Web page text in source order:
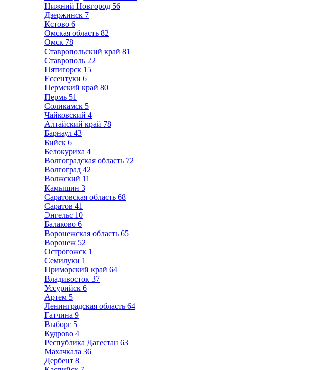
Нижний Новгород 56
Дзержинск 7
Кстово 6
Омская область 82
Омск 78
Ставропольский край 81
Ставрополь 22
Пятигорск 15
Ессентуки 6
Пермский край 80
Пермь 51
Соликамск 5
Чайковский 4
Алтайский край 78
Барнаул 43
Бийск 6
Белокуриха 4
Волгоградская область 72
Волгоград 42
Волжский 11
Камышин 3
Саратовская область 68
Саратов 41
Энгельс 10
Балаково 6
Воронежская область 65
Воронеж 52
Острогожск 1
Семилуки 1
Приморский край 64
Владивосток 37
Уссурийск 6
Артем 5
Ленинградская область 64
Гатчина 9
Выборг 5
Кудрово 4
Республика Дагестан 63
Махачкала 36
Дербент 8